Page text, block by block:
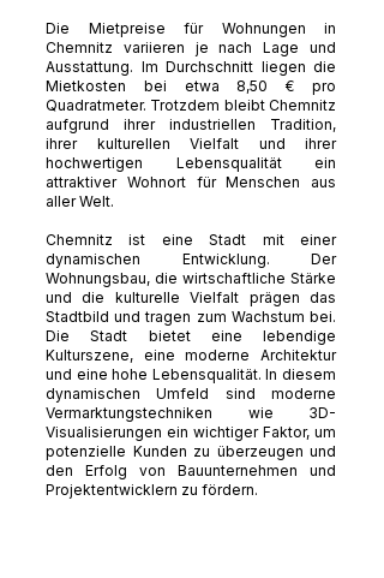
Die Mietpreise für Wohnungen in
Chemnitz variieren je nach Lage und
Ausstattung. Im Durchschnitt liegen die
Mietkosten bei etwa 8,50 € pro
Quadratmeter. Trotzdem bleibt Chemnitz
aufgrund ihrer industriellen Tradition,
ihrer kulturellen Vielfalt und ihrer
hochwertigen Lebensqualität ein
attraktiver Wohnort für Menschen aus
aller Welt.
Chemnitz ist eine Stadt mit einer
dynamischen Entwicklung. Der
Wohnungsbau, die wirtschaftliche Stärke
und die kulturelle Vielfalt prägen das
Stadtbild und tragen zum Wachstum bei.
Die Stadt bietet eine lebendige
Kulturszene, eine moderne Architektur
und eine hohe Lebensqualität. In diesem
dynamischen Umfeld sind moderne
Vermarktungstechniken wie 3D-
Visualisierungen ein wichtiger Faktor, um
potenzielle Kunden zu überzeugen und
den Erfolg von Bauunternehmen und
Projektentwicklern zu fördern.